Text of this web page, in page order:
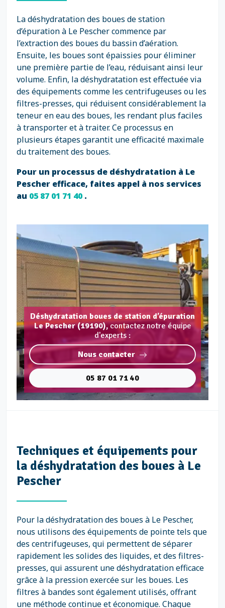
La déshydratation des boues de station
d’épuration à Le Pescher commence par
l’extraction des boues du bassin d’aération.
Ensuite, les boues sont épaissies pour éliminer
une première partie de l’eau, réduisant ainsi leur
volume. Enfin, la déshydratation est effectuée via
des équipements comme les centrifugeuses ou les
filtres-presses, qui réduisent considérablement la
teneur en eau des boues, les rendant plus faciles
à transporter et à traiter. Ce processus en
plusieurs étapes garantit une efficacité maximale
du traitement des boues.
Pour un processus de déshydratation à Le
Pescher efficace, faites appel à nos services
au 05 87 01 71 40.
Déshydratation boues de station d’épuration
Le Pescher (19190),contactez notre équipe
d'experts :
Nous contacter
05 87 01 71 40
Techniques et équipements pour
la déshydratation des boues à Le
Pescher
Pour la déshydratation des boues à Le Pescher,
nous utilisons des équipements de pointe tels que
des centrifugeuses, qui permettent de séparer
rapidement les solides des liquides, et des filtres-
presses, qui assurent une déshydratation efficace
grâce à la pression exercée sur les boues. Les
filtres à bandes sont également utilisés, offrant
une méthode continue et économique. Chaque